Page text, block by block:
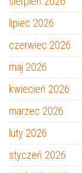
lipiec 2026
czerwiec 2026
maj 2026
kwiecień 2026
marzec 2026
luty 2026
styczeń 2026